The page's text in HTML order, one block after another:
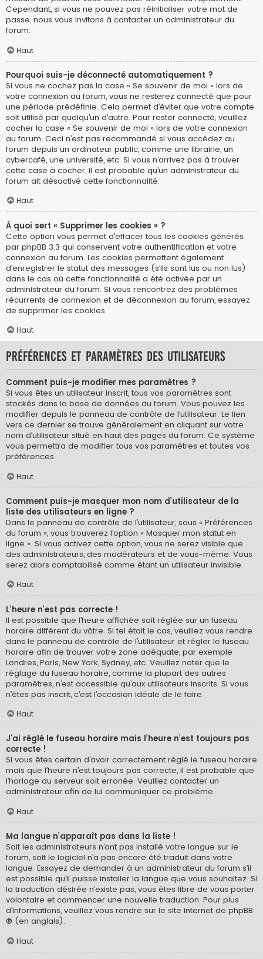
Cependant, si vous ne pouvez pas réinitialiser votre mot de
passe, nous vous invitons à contacter un administrateur du
forum.
Haut
Pourquoi suis-je déconnecté automatiquement ?
Si vous ne cochez pas la case « Se souvenir de moi » lors de
votre connexion au forum, vous ne resterez connecté que pour
une période prédéfinie. Cela permet d’éviter que votre compte
soit utilisé par quelqu’un d’autre. Pour rester connecté, veuillez
cocher la case « Se souvenir de moi » lors de votre connexion
au forum. Ceci n’est pas recommandé si vous accédez au
forum depuis un ordinateur public, comme une librairie, un
cybercafé, une université, etc. Si vous n’arrivez pas à trouver
cette case à cocher, il est probable qu’un administrateur du
forum ait désactivé cette fonctionnalité.
Haut
À quoi sert « Supprimer les cookies » ?
Cette option vous permet d’effacer tous les cookies générés
par phpBB 3.3 qui conservent votre authentification et votre
connexion au forum. Les cookies permettent également
d’enregistrer le statut des messages (s’ils sont lus ou non lus)
dans le cas où cette fonctionnalité a été activée par un
administrateur du forum. Si vous rencontrez des problèmes
récurrents de connexion et de déconnexion au forum, essayez
de supprimer les cookies.
Haut
Préférences et paramètres des utilisateurs
Comment puis-je modifier mes paramètres ?
Si vous êtes un utilisateur inscrit, tous vos paramètres sont
stockés dans la base de données du forum. Vous pouvez les
modifier depuis le panneau de contrôle de l’utilisateur. Le lien
vers ce dernier se trouve généralement en cliquant sur votre
nom d’utilisateur situé en haut des pages du forum. Ce système
vous permettra de modifier tous vos paramètres et toutes vos
préférences.
Haut
Comment puis-je masquer mon nom d’utilisateur de la
liste des utilisateurs en ligne ?
Dans le panneau de contrôle de l’utilisateur, sous « Préférences
du forum », vous trouverez l’option « Masquer mon statut en
ligne ». Si vous activez cette option, vous ne serez visible que
des administrateurs, des modérateurs et de vous-même. Vous
serez alors comptabilisé comme étant un utilisateur invisible.
Haut
L’heure n’est pas correcte !
Il est possible que l’heure affichée soit réglée sur un fuseau
horaire différent du vôtre. Si tel était le cas, veuillez vous rendre
dans le panneau de contrôle de l’utilisateur et régler le fuseau
horaire afin de trouver votre zone adéquate, par exemple
Londres, Paris, New York, Sydney, etc. Veuillez noter que le
réglage du fuseau horaire, comme la plupart des autres
paramètres, n’est accessible qu’aux utilisateurs inscrits. Si vous
n’êtes pas inscrit, c’est l’occasion idéale de le faire.
Haut
J’ai réglé le fuseau horaire mais l’heure n’est toujours pas
correcte !
Si vous êtes certain d’avoir correctement réglé le fuseau horaire
mais que l’heure n’est toujours pas correcte, il est probable que
l’horloge du serveur soit erronée. Veuillez contacter un
administrateur afin de lui communiquer ce problème.
Haut
Ma langue n’apparaît pas dans la liste !
Soit les administrateurs n’ont pas installé votre langue sur le
forum, soit le logiciel n’a pas encore été traduit dans votre
langue. Essayez de demander à un administrateur du forum s’il
est possible qu’il puisse installer la langue que vous souhaitez. Si
la traduction désirée n’existe pas, vous êtes libre de vous porter
volontaire et commencer une nouvelle traduction. Pour plus
d’informations, veuillez vous rendre sur le site internet de phpBB
® (en anglais).
Haut